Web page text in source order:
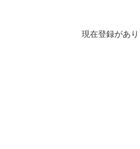
現在登録があ